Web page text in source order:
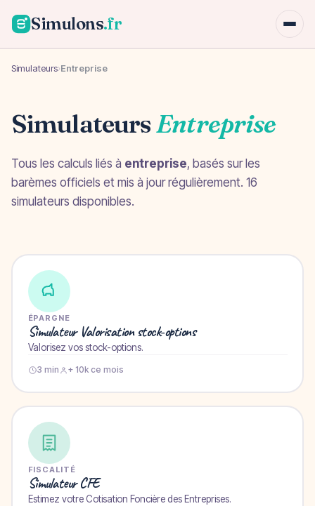
Simulons.fr
Simulateurs›Entreprise
SimulateursEntreprise
Tous les calculs liés à entreprise, basés sur les
barèmes officiels et mis à jour régulièrement. 16
simulateurs disponibles.
ÉPARGNE
Simulateur Valorisation stock-options
Valorisez vos stock-options.
3 min + 10k ce mois
FISCALITÉ
Simulateur CFE
Estimez votre Cotisation Foncière des Entreprises.